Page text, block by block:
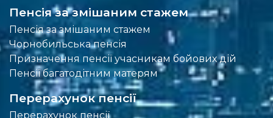
Пенсія за змішаним стажем
Пенсія за змішаним стажем
Чорнобильська пенсія
Призначення пенсії учасникам бойових дій
Пенсії багатодітним матерям
Перерахунок пенсії
Перерахунок пенсії